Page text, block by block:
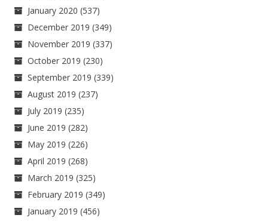
January 2020 (537)
December 2019 (349)
November 2019 (337)
October 2019 (230)
September 2019 (339)
August 2019 (237)
July 2019 (235)
June 2019 (282)
May 2019 (226)
April 2019 (268)
March 2019 (325)
February 2019 (349)
January 2019 (456)